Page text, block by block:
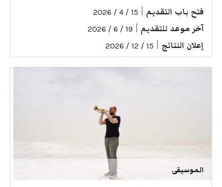
فتح باب التقديم 15 / 4 / 2026
آخر موعد للتقديم 19 / 6 / 2026
إعلان النتائج 15 / 12 / 2026
الموسيقى